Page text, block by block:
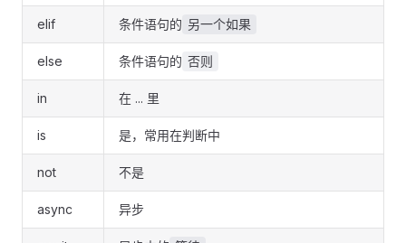
elif 条件语句的 另一个如果
else 条件语句的 否则
in 在 ... 里
is 是，常用在判断中
not 不是
async 异步